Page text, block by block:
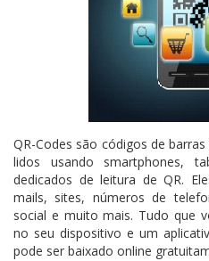
QR-Codes são códigos de
lidos usando smartphones,
dedicados de leitura de QR.
mails, sites, números de
social e muito mais. Tudo que
no seu dispositivo e um
pode ser baixado online